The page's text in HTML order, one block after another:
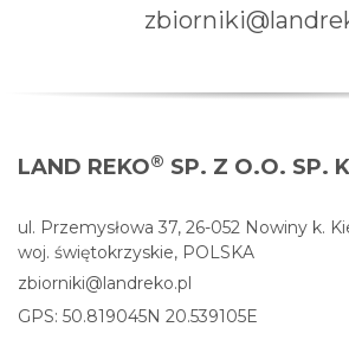
LAND REKO® SP. Z O.O. SP.
ul. Przemysłowa 37, 26-052 Nowiny k.
woj. świętokrzyskie, POLSKA
zbiorniki@landreko.pl
GPS: 50.819045N 20.539105E